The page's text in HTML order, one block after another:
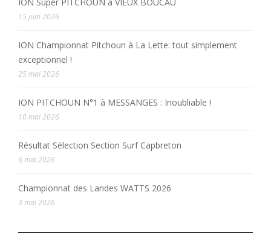
15 juin 2026
ION Championnat Pitchoun à La Lette: tout simplement
exceptionnel !
25 mai 2026
ION PITCHOUN N°1 à MESSANGES : Inoubliable !
10 mai 2026
Résultat Sélection Section Surf Capbreton
6 mai 2026
Championnat des Landes WATTS 2026
3 mai 2026